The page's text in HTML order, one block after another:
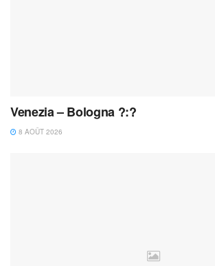
Venezia – Bologna ?:?
8 AOÛT 2026